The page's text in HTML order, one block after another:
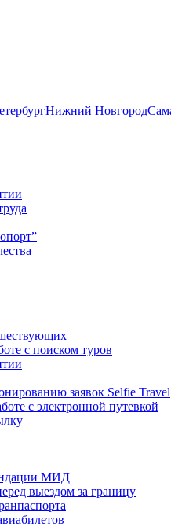
Нижний Новгород
с поиском туров
заявок Selfie Travel
с электронной путевкой
МИД
выездом за границу